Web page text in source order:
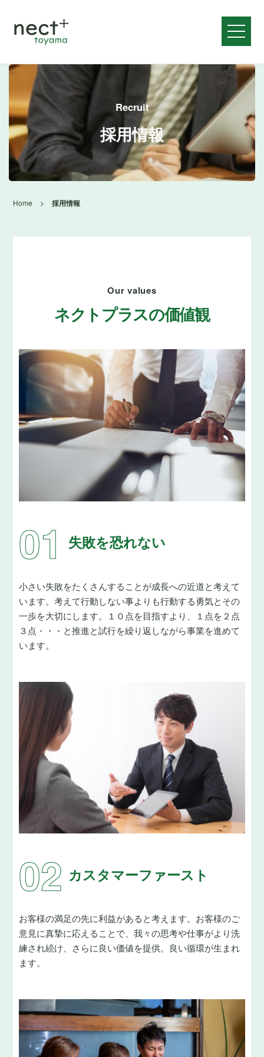
メニ
Recruit
採用情報
Home > 採用情報
Our values
ネクトプラスの価値観
失敗を恐れない
小さい失敗をたくさんすることが成長への近道と考えて
います。考えて行動しない事よりも行動する勇気とその
一歩を大切にします。１０点を目指すより、１点を２点
３点・・・と推進と試行を繰り返しながら事業を進めて
います。
カスタマーファースト
お客様の満足の先に利益があると考えます。 お客様のご
意見に真摯に応えることで、我々の思考や仕事がより洗
練され続け、さらに良い価値を提供。良い循環が生まれ
ます。